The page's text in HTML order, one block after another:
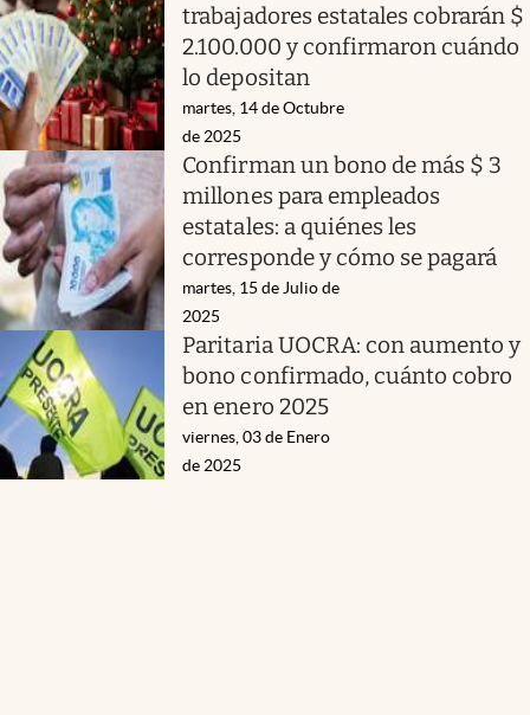
trabajadores estatales cobrarán $
2.100.000 y confirmaron cuándo
lo depositan
martes, 14 de Octubre
de 2025
Confirman un bono de más $ 3
millones para empleados
estatales: a quiénes les
corresponde y cómo se pagará
martes, 15 de Julio de
2025
Paritaria UOCRA: con aumento y
bono confirmado, cuánto cobro
en enero 2025
viernes, 03 de Enero
de 2025